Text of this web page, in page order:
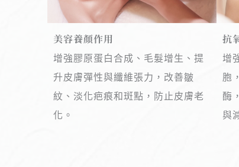
美容養顏作用
增強膠原蛋白合成、毛髮增生、提
升皮膚彈性與纖維張力，改善皺
紋、淡化疤痕和斑點，防止皮膚老
化。
抗
增
胞
酶
與